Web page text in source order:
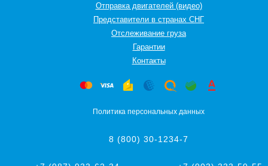
Отправка двигателей (видео)
Представители в странах СНГ
Oтслеживание груза
Гарантии
Контакты
Политика персональных данных
8 (800) 30-1234-7